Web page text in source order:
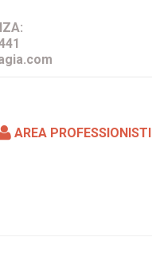
AREA PROFESSIONISTI